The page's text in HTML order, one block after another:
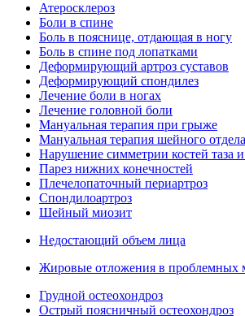
Атеросклероз
Боли в спине
Боль в пояснице, отдающая в ногу
Боль в спине под лопатками
Деформирующий артроз суставов
Деформирующий спондилез
Лечение боли в ногах
Лечение головной боли
Мануальная терапия при грыже
Мануальная терапия шейного
Нарушение симметрии костей таза и
Парез нижних конечностей
Плечелопаточный периартроз
Спондилоартроз
Шейный миозит
Недостающий объем лица
Жировые отложения в проблемных
Грудной остеохондроз
Острый поясничный остеохондроз